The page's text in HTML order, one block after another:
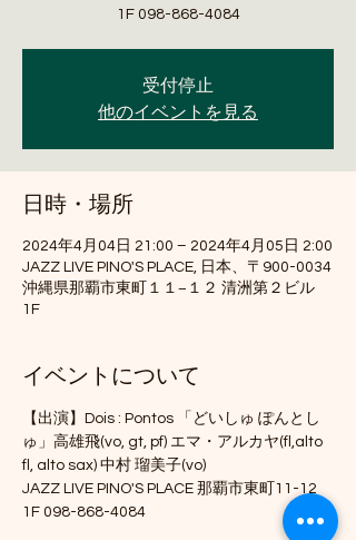
1F 098-868-4084
受付停止
他のイベントを見る
日時・場所
2024年4月04日 21:00 – 2024年4月05日 2:00
JAZZ LIVE PINO'S PLACE, 日本、〒900-0034
沖縄県那覇市東町１１−１２ 清洲第２ビル
1F
イベントについて
【出演】Dois : Pontos 「どいしゅ ぽんとし
ゅ」高雄飛(vo, gt, pf) エマ・アルカヤ(fl,alto
fl, alto sax) 中村 瑠美子(vo)
JAZZ LIVE PINO'S PLACE 那覇市東町11-12
1F 098-868-4084